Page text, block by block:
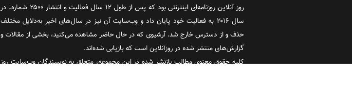
روز آنلاین روزنامه‌ای اینترنتی بود که پس از طول ۱۲ سال فعالیت و انتشار ۲۵۰۰ شماره، در
سال ۲۰۱۶ به فعالیت خود پایان داد و وب‌سایت آن نیز در سال‌های اخیر به‌دلایل مختلف
حذف و از دسترس خارج شد. آرشیوی که در حال حاضر مشاهده می‌کنید، بخشی از مقالات و
گزارش‌های منتشر شده در روزآنلاین است که بازیابی شده‌اند.
کلیه حقوق معنوی مطالب بازنشر شده در این مجموعه، متعلق به نویسندگان وب‌سایت روز